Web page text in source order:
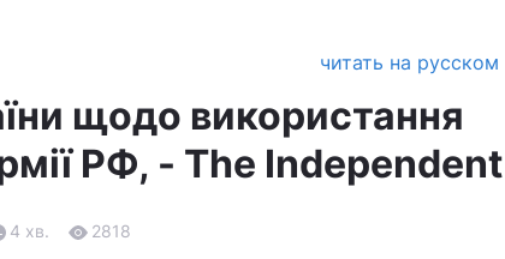
читать на русском
щодо використання
РФ, - The Independent
4 хв. 2818